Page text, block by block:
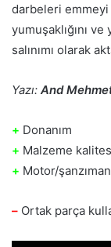
darbeleri
yumuşaklığını
salınımı olarak
Yazı: And
+ Donanım
+ Malzeme
+ Motor/
– Ortak parça